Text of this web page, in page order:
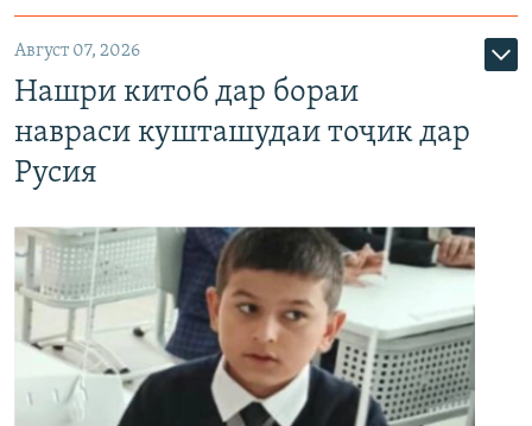
Август 07, 2026
Нашри китоб дар бораи
навраси кушташудаи тоҷик дар
Русия